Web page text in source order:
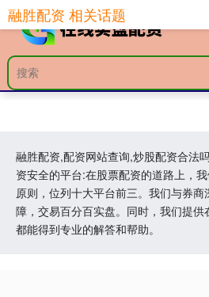
融胜配资,配资网站查询,炒股配资合法
资安全的平台:在股票配资的道路上，
原则，位列十大平台前三。我们与券
障，交易百分百实盘。同时，我们提
都能得到专业的解答和帮助。
融胜配资 相关话题